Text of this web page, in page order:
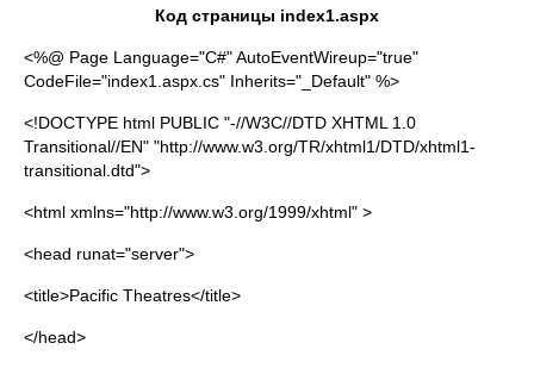
Код страницы index1.aspx
<%@ Page Language="C#" AutoEventWireup="true"
CodeFile="index1.aspx.cs" Inherits="_Default" %>
<!DOCTYPE html PUBLIC "-//W3C//DTD XHTML 1.0
Transitional//EN" "http://www.w3.org/TR/xhtml1/DTD/xhtml1-
transitional.dtd">
<html xmlns="http://www.w3.org/1999/xhtml" >
<head runat="server">
<title>Pacific Theatres</title>
</head>